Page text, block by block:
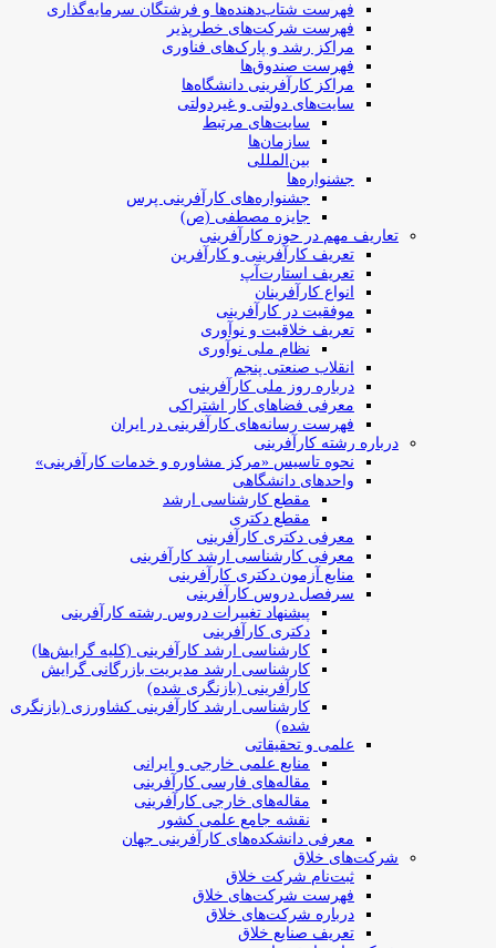
فهرست شتاب‌دهنده‌ها‌ و فرشتگان‌ سرمایه‌گذاری
فهرست شرکت‌های خطرپذیر
مراکز رشد و پارک‌های فناوری
فهرست صندوق‌ها
مراکز کارآفرینی دانشگاه‌ها
سایت‌های دولتی و غیردولتی
سایت‌های مرتبط
سازمان‌ها
بین‌المللی
جشنواره‌ها
جشنواره‌های کارآفرینی‌ پرس
جایزه مصطفی (ص)
تعاریف مهم در حوزه کارآفرینی
تعریف کارآفرینی و کارآفرین
تعریف استارت‌آپ
انواع کارآفرینان
موفقیت در کارآفرینی
تعریف خلاقیت و نوآوری
نظام ملی نوآوری
انقلاب صنعتی پنجم
درباره روز ملی کارآفرینی
معرفی فضاهای کار اشتراکی
فهرست رسانه‌های کارآفرینی در ایران
درباره رشته کارآفرینی
نحوه تاسیس «مرکز مشاوره و خدمات کارآفرینی»
واحدهای دانشگاهی
مقطع کارشناسی ارشد
مقطع دکتری
معرفی دکتری کارآفرینی
معرفی کارشناسی ارشد کارآفرینی
منابع آزمون دکتری کارآفرینی
سرفصل دروس کارآفرینی
پیشنهاد تغییرات دروس رشته کارآفرینی
دکتری کارآفرینی
کارشناسی ارشد کارآفرینی (کلیه گرایش‌ها)
کارشناسی ارشد مدیریت بازرگانی گرایش
کارآفرینی (بازنگری شده)
کارشناسی ارشد کارآفرینی کشاورزی (بازنگری
شده)
علمی و تحقیقاتی
منابع علمی خارجی و ایرانی
مقاله‌های فارسی کارآفرینی
مقاله‌های خارجی کارآفرینی
نقشه جامع علمی کشور
معرفی دانشکده‌های کارآفرینی جهان
شرکت‌های خلاق
ثبت‌نام شرکت خلاق
فهرست شرکت‌های خلاق
درباره شرکت‌های خلاق
تعریف صنایع خلاق